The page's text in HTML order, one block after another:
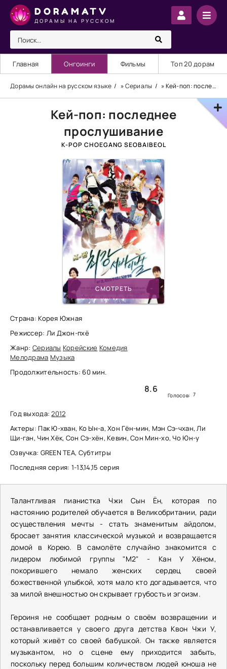
DORAMATV
ДОРАМЫ НА РУССКОМ
Главная Онгоинги Фильмы Топ 20 дорам
Дорамы онлайн на русском языке »Сериалы » Кей-поп: последнее прослушивание
Кей-поп: последнее
прослушивание
K-POP CHOEGANG SEOBAIBEOL
СМОТРЕТЬ
Страна: Корея Южная
Режиссер: Ли Джон-пхё
Жанр: Сериалы Корейские Комедия
Мелодрама Музыка
Продолжительность: 60 мин.
8.6
Голосов: 7
Год выхода:2012
Актеры: Пак Ю-хван, Ко Ын-а, Хон Гён-мин, Мэн Сэ-чхан, Ли
Щи-ган, Чин Хёк, Сон Сэ-хён, Кевин, Сон Мин-хо, Чо Юн-у
Озвучка: GREEN TEA, Субтитры
Последняя серия: 1-13,14,15 серия
Талантливая пианистка Чжи Сын Ён, которая по
настоянию родителей обучается в Великобритании, ради
осуществления мечты - стать знаменитым айдолом,
бросает занятия классической музыкой и возвращается
домой в Корею. В самолёте случайно знакомится с
лидером любимой группы "M2" - Кан У Хёном,
покорившего немало женских сердец своей
божественной улыбкой, хотя мало кто догадывается, что
за милой внешностью он скрывает грубость и эгоизм.
Героиня не сообщает родным о своём возвращении и
останавливается у своего друга детства Квон Чжи У,
который живёт со своей бабушкой. Он также является
музыкантом, но о сцене ему приходится забыть,
поскольку перед большим количеством людей юноша не